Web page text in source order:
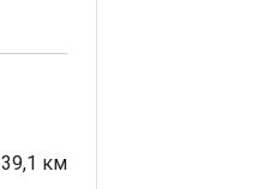
39,1 км